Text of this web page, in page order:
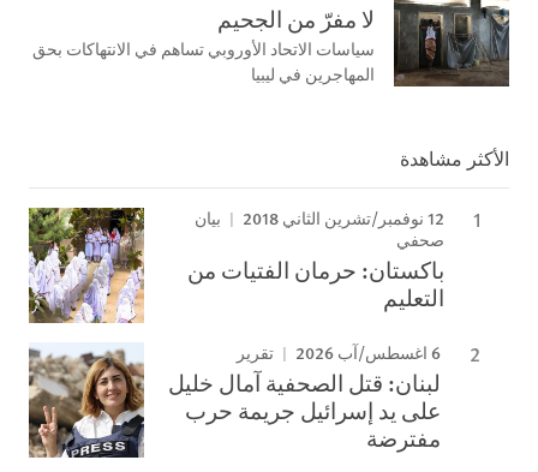
لا مفرّ من الجحيم
سياسات الاتحاد الأوروبي تساهم في الانتهاكات بحق
المهاجرين في ليبيا
الأكثر مشاهدة
12 نوفمبر/تشرين الثاني 2018
بيان
صحفي
باكستان: حرمان الفتيات من
التعليم
6 اغسطس/آب 2026 تقرير
لبنان: قتل الصحفية آمال خليل
على يد إسرائيل جريمة حرب
مفترضة